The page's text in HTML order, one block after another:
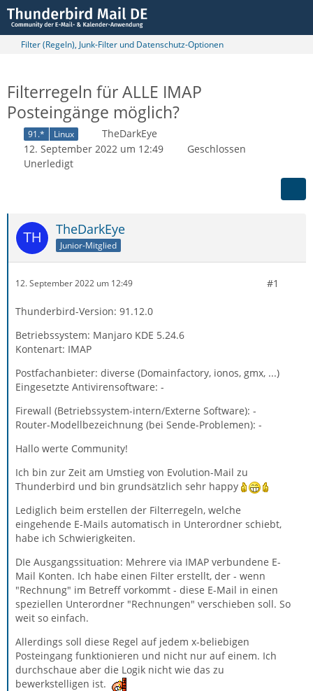
Filter (Regeln), Junk-Filter und Datenschutz-Optionen
Filterregeln für ALLE IMAP
Posteingänge möglich?
91.* Linux
TheDarkEye
12. September 2022 um 12:49
Geschlossen
Unerledigt
TheDarkEye
Junior-Mitglied
12. September 2022 um 12:49 #1
Thunderbird-Version: 91.12.0
Betriebssystem: Manjaro KDE 5.24.6
Kontenart: IMAP
Postfachanbieter: diverse (Domainfactory, ionos, gmx, ...)
Eingesetzte Antivirensoftware: -
Firewall (Betriebssystem-intern/Externe Software): -
Router-Modellbezeichnung (bei Sende-Problemen): -
Hallo werte Community!
Ich bin zur Zeit am Umstieg von Evolution-Mail zu
Thunderbird und bin grundsätzlich sehr happy
Lediglich beim erstellen der Filterregeln, welche
eingehende E-Mails automatisch in Unterordner schiebt,
habe ich Schwierigkeiten.
DIe Ausgangssituation: Mehrere via IMAP verbundene E-
Mail Konten. Ich habe einen Filter erstellt, der - wenn
"Rechnung" im Betreff vorkommt - diese E-Mail in einen
speziellen Unterordner "Rechnungen" verschieben soll. So
weit so einfach.
Allerdings soll diese Regel auf jedem x-beliebigen
Posteingang funktionieren und nicht nur auf einem. Ich
durchschaue aber die Logik nicht wie das zu
bewerkstelligen ist.